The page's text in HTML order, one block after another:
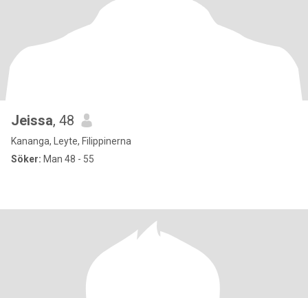
Jeissa, 48
Kananga, Leyte, Filippinerna
Söker: Man 48 - 55